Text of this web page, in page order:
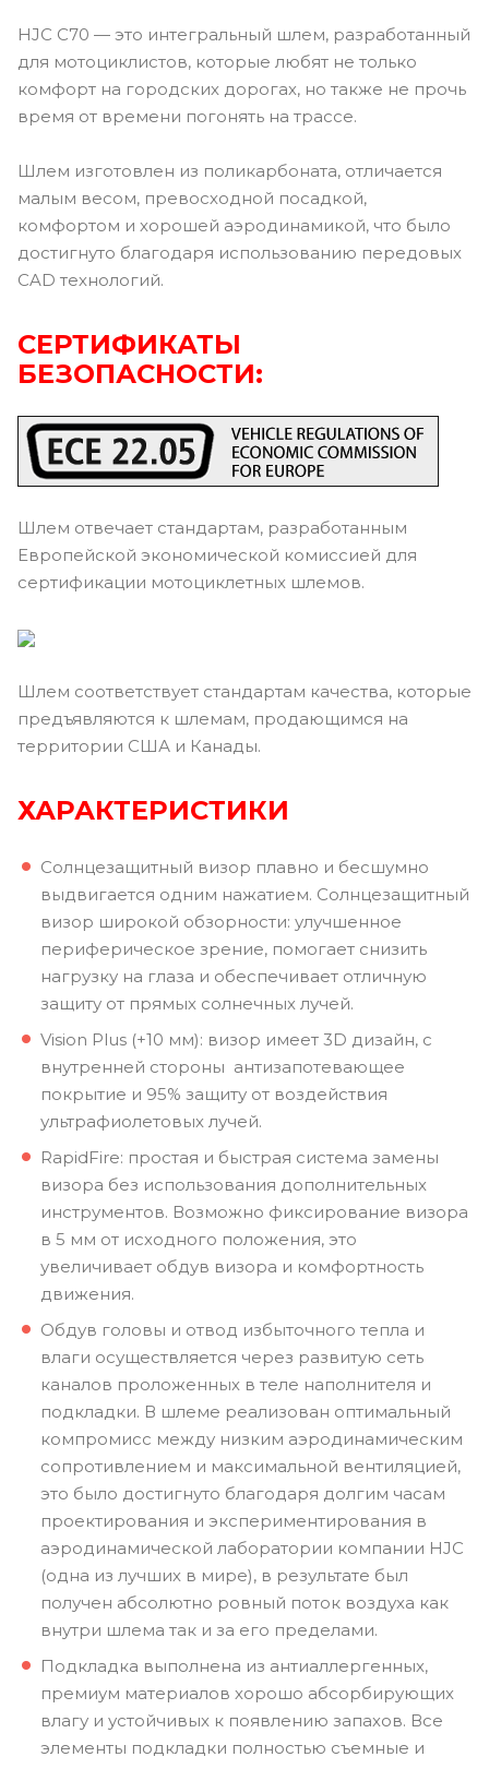
HJC C70 — это интегральный шлем, разработанный
для мотоциклистов, которые любят не только
комфорт на городских дорогах, но также не прочь
время от времени погонять на трассе.
Шлем изготовлен из поликарбоната, отличается
малым весом, превосходной посадкой,
комфортом и хорошей аэродинамикой, что было
достигнуто благодаря использованию передовых
CAD технологий.
СЕРТИФИКАТЫ
БЕЗОПАСНОСТИ:
Шлем отвечает стандартам, разработанным
Европейской экономической комиссией для
сертификации мотоциклетных шлемов.
Шлем соответствует стандартам качества, которые
предъявляются к шлемам, продающимся на
территории США и Канады.
ХАРАКТЕРИСТИКИ
Солнцезащитный визор плавно и бесшумно
выдвигается одним нажатием. Солнцезащитный
визор широкой обзорности: улучшенное
периферическое зрение, помогает снизить
нагрузку на глаза и обеспечивает отличную
защиту от прямых солнечных лучей.
Vision Plus (+10 мм): визор имеет 3D дизайн, с
внутренней стороны антизапотевающее
покрытие и 95% защиту от воздействия
ультрафиолетовых лучей.
RapidFire: простая и быстрая система замены
визора без использования дополнительных
инструментов. Возможно фиксирование визора
в 5 мм от исходного положения, это
увеличивает обдув визора и комфортность
движения.
Обдув головы и отвод избыточного тепла и
влаги осуществляется через развитую сеть
каналов проложенных в теле наполнителя и
подкладки. В шлеме реализован оптимальный
компромисс между низким аэродинамическим
сопротивлением и максимальной вентиляцией,
это было достигнуто благодаря долгим часам
проектирования и экспериментирования в
аэродинамической лаборатории компании HJC
(одна из лучших в мире), в результате был
получен абсолютно ровный поток воздуха как
внутри шлема так и за его пределами.
Подкладка выполнена из антиаллергенных,
премиум материалов хорошо абсорбирующих
влагу и устойчивых к появлению запахов. Все
элементы подкладки полностью съемные и